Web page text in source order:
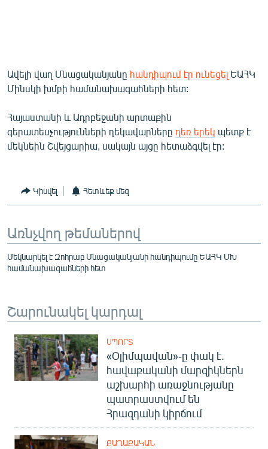
Ավելի վաղ Մնացականյանը հանդիպում էր ունեցել ԵԱՀԿ
Մինսկի խմբի համանախագահների հետ:
Հայաստանի և Ադրբեջանի արտաքին
գերատեսչությունների ղեկավարները դեռ երեկ պետք է
մեկնեին Շվեյցարիա, սակայն այցը հետաձգվել էր:
Կիսվել Հետևեք մեզ
Առնչվող թեմաներով
Մեկնարկել է Զոհրաբ Մնացականյանի հանդիպումը ԵԱՀԿ ՄԽ
համանախագահների հետ
Շարունակել կարդալ
ՍՊՈՐՏ
«Օլիմպավան»-ը փակ է.
հավաքականի մարզիկներն
աշխարհի առաջնությանը
պատրաստվում են
Հրազդանի կիրճում
ՔԱՂԱՔԱԿԱՆ